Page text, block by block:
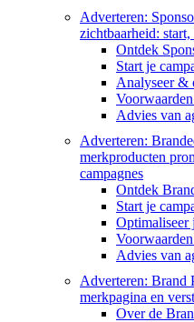
Adverteren:
zichtbaarheid:
Ontdek
Start je
Analyseer &
Advies van
Adverteren:
merkproducten
campagnes
Ontdek
Start je
Optimaliseer
Advies van
Adverteren: Brand
merkpagina en
Over de